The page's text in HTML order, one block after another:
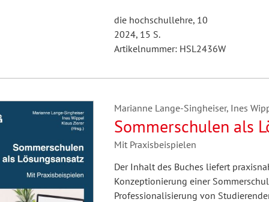
die hochschullehre, 10
2024, 15 S.
Artikelnummer: HSL2436W
Marianne Lange-Singheiser, Ines
Sommerschulen als
Mit Praxisbeispielen
Der Inhalt des Buches liefert
Konzeptionierung einer
Professionalisierung von